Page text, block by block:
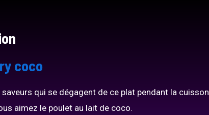
coco
saveurs qui se dégagent de ce plat pendant la cuisson
aimez le poulet au lait de coco.